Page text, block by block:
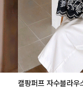
캘팡퍼프 자수블라우